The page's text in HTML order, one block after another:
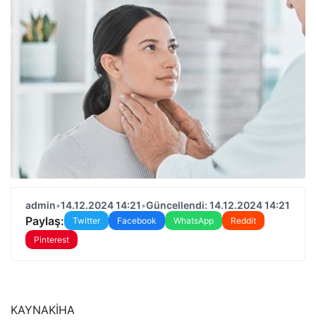
admin•14.12.2024 14:21•Güncellendi: 14.12.2024 14:21
Paylaş: Twitter Facebook WhatsApp
Reddit
Pinterest
KAYNAKİHA